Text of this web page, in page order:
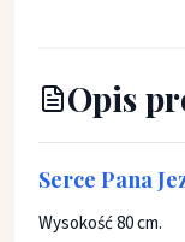
Opis
Serce Pana
Wysokość 80 cm.